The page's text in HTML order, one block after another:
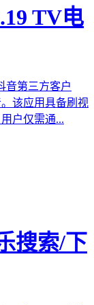
TV电
音第三方客户
该应用具备刷视
户仅需通...
搜索/下